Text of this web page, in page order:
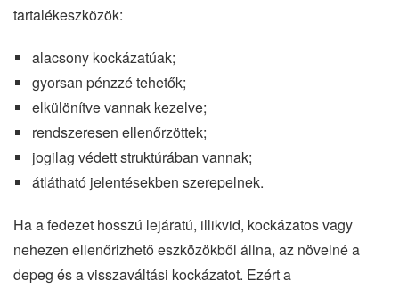
tartalékeszközök:
alacsony kockázatúak;
gyorsan pénzzé tehetők;
elkülönítve vannak kezelve;
rendszeresen ellenőrzöttek;
jogilag védett struktúrában vannak;
átlátható jelentésekben szerepelnek.
Ha a fedezet hosszú lejáratú, illikvid, kockázatos vagy
nehezen ellenőrizhető eszközökből állna, az növelné a
depeg és a visszaváltási kockázatot. Ezért a